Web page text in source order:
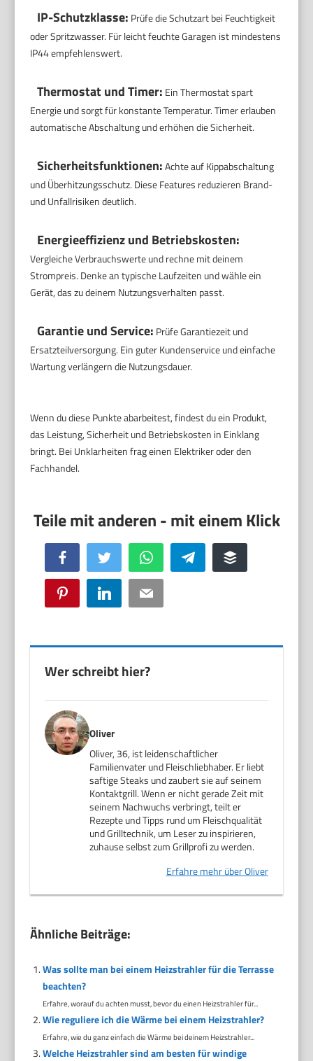
IP-Schutzklasse: Prüfe die Schutzart bei Feuchtigkeit
oder Spritzwasser. Für leicht feuchte Garagen ist mindestens
IP44 empfehlenswert.
Thermostat und Timer: Ein Thermostat spart
Energie und sorgt für konstante Temperatur. Timer erlauben
automatische Abschaltung und erhöhen die Sicherheit.
Sicherheitsfunktionen:Achte auf Kippabschaltung
und Überhitzungsschutz. Diese Features reduzieren Brand-
und Unfallrisiken deutlich.
Energieeffizienz und Betriebskosten:
Vergleiche Verbrauchswerte und rechne mit deinem
Strompreis. Denke an typische Laufzeiten und wähle ein
Gerät, das zu deinem Nutzungsverhalten passt.
Garantie und Service: Prüfe Garantiezeit und
Ersatzteilversorgung. Ein guter Kundenservice und einfache
Wartung verlängern die Nutzungsdauer.
Wenn du diese Punkte abarbeitest, findest du ein Produkt,
das Leistung, Sicherheit und Betriebskosten in Einklang
bringt. Bei Unklarheiten frag einen Elektriker oder den
Fachhandel.
Facebook Twitter WhatsApp Telegram Buffer
Pinterest LinkedIn Email
Wer schreibt hier?
Oliver
Oliver, 36, ist leidenschaftlicher
Familienvater und Fleischliebhaber. Er liebt
saftige Steaks und zaubert sie auf seinem
Kontaktgrill. Wenn er nicht gerade Zeit mit
seinem Nachwuchs verbringt, teilt er
Rezepte und Tipps rund um Fleischqualität
und Grilltechnik, um Leser zu inspirieren,
zuhause selbst zum Grillprofi zu werden.
Erfahre mehr über Oliver
Ähnliche Beiträge:
Was sollte man bei einem Heizstrahler für die Terrasse
beachten?
Erfahre, worauf du achten musst, bevor du einen Heizstrahler für...
Wie reguliere ich die Wärme bei einem Heizstrahler?
Erfahre, wie du ganz einfach die Wärme bei deinem Heizstrahler...
Welche Heizstrahler sind am besten für windige